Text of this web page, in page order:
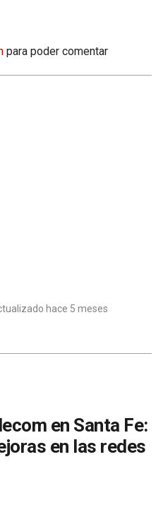
para poder comentar
hace 5 meses
en Santa Fe:
en las redes